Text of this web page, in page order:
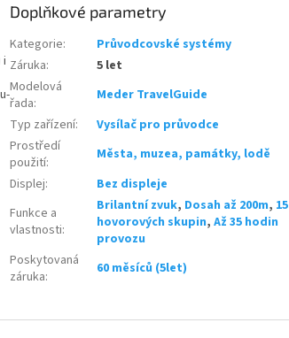
i
Doplňkové parametry
Kategorie:
Průvodcovské systémy
Záruka:
5 let
Modelová
řada:
Meder TravelGuide
Typ zařízení:
Vysílač pro průvodce
Prostředí
použití:
Města, muzea, památky, lodě
Displej:
Bez displeje
Funkce a
vlastnosti:
Brilantní zvuk, Dosah až 200m, 15
hovorových skupin,Až 35 hodin
provozu
Poskytovaná
záruka: 60 měsíců (5let)